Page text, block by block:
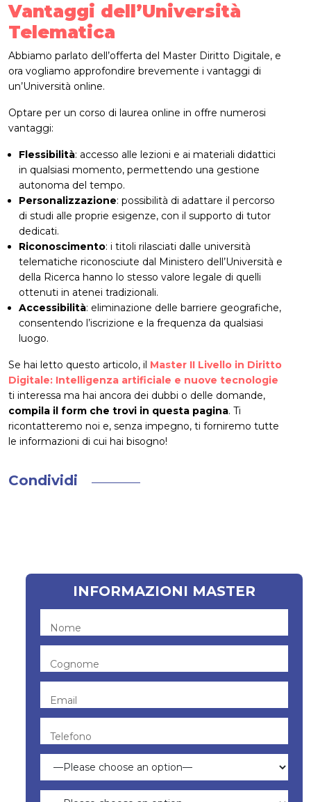
Vantaggi dell’Università
Telematica
Abbiamo parlato dell’offerta del Master Diritto Digitale, e
ora vogliamo approfondire brevemente i vantaggi di
un’Università online.
Optare per un corso di laurea online in offre numerosi
vantaggi:
Flessibilità: accesso alle lezioni e ai materiali didattici
in qualsiasi momento, permettendo una gestione
autonoma del tempo.
Personalizzazione: possibilità di adattare il percorso
di studi alle proprie esigenze, con il supporto di tutor
dedicati.
Riconoscimento: i titoli rilasciati dalle università
telematiche riconosciute dal Ministero dell’Università e
della Ricerca hanno lo stesso valore legale di quelli
ottenuti in atenei tradizionali.
Accessibilità: eliminazione delle barriere geografiche,
consentendo l’iscrizione e la frequenza da qualsiasi
luogo.
Se hai letto questo articolo, il Master II Livello in Diritto
Digitale: Intelligenza artificiale e nuove tecnologie
ti interessa ma hai ancora dei dubbi o delle domande,
compila il form che trovi in questa pagina. Ti
ricontatteremo noi e, senza impegno, ti forniremo tutte
le informazioni di cui hai bisogno!
Condividi
INFORMAZIONI MASTER
Nome
Cognome
Email
Telefono